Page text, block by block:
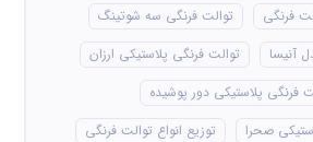
فرنگی
توالت فرنگی سه شوتینگ
آنیسا
توالت فرنگی پلاستیکی ارزان
فرنگی پلاستیکی دور پوشیده
صحرا
توزیع انواع توالت فرنگی